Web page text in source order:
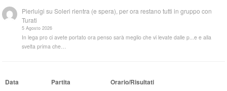
Pierluigi suSoleri rientra (e spera), per ora restano tutti in gruppo con
Turati
5 Agosto 2026
In lega pro ci avete portato ora penso sarà meglio che vi levate dalle p...e e alla
svelta prima che…
Data Partita Orario/Risultati